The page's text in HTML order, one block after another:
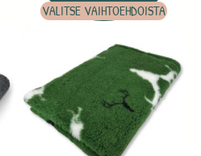
VALITSE VAIHTOEHDOISTA